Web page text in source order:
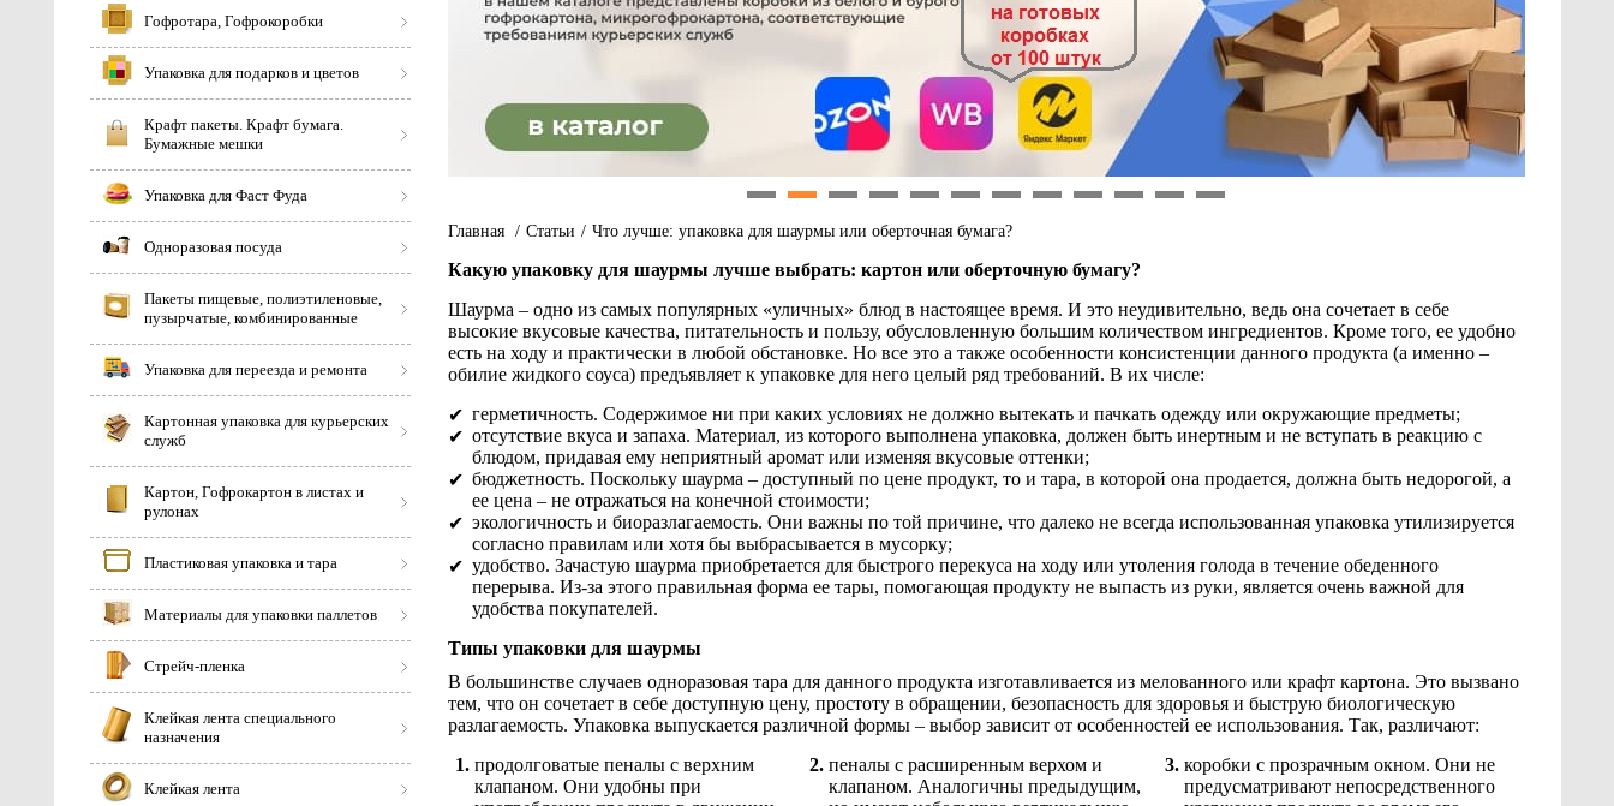
Гофротара, Гофрокоробки
Упаковка для подарков и цветов
Крафт пакеты. Крафт бумага.
Бумажные мешки
Упаковка для Фаст Фуда
Одноразовая посуда
Пакеты пищевые, полиэтиленовые,
пузырчатые, комбинированные
Упаковка для переезда и ремонта
Картонная упаковка для курьерских
служб
Картон, Гофрокартон в листах и
рулонах
Пластиковая упаковка и тара
Материалы для упаковки паллетов
Стрейч-пленка
Клейкая лента специального
назначения
Клейкая лента
Главная / Статьи / Что лучше: упаковка для шаурмы или оберточная бумага?
Какую упаковку для шаурмы лучше выбрать: картон или оберточную бумагу?
Шаурма – одно из самых популярных «уличных» блюд в настоящее время. И это неудивительно, ведь она сочетает в себе
высокие вкусовые качества, питательность и пользу, обусловленную большим количеством ингредиентов. Кроме того, ее удобно
есть на ходу и практически в любой обстановке. Но все это а также особенности консистенции данного продукта (а именно –
обилие жидкого соуса) предъявляет к упаковке для него целый ряд требований. В их числе:
герметичность. Содержимое ни при каких условиях не должно вытекать и пачкать одежду или окружающие предметы;
отсутствие вкуса и запаха. Материал, из которого выполнена упаковка, должен быть инертным и не вступать в реакцию с
блюдом, придавая ему неприятный аромат или изменяя вкусовые оттенки;
бюджетность. Поскольку шаурма – доступный по цене продукт, то и тара, в которой она продается, должна быть недорогой, а
ее цена – не отражаться на конечной стоимости;
экологичность и биоразлагаемость. Они важны по той причине, что далеко не всегда использованная упаковка утилизируется
согласно правилам или хотя бы выбрасывается в мусорку;
удобство. Зачастую шаурма приобретается для быстрого перекуса на ходу или утоления голода в течение обеденного
перерыва. Из-за этого правильная форма ее тары, помогающая продукту не выпасть из руки, является очень важной для
удобства покупателей.
Типы упаковки для шаурмы
В большинстве случаев одноразовая тара для данного продукта изготавливается из мелованного или крафт картона. Это вызвано
тем, что он сочетает в себе доступную цену, простоту в обращении, безопасность для здоровья и быструю биологическую
разлагаемость. Упаковка выпускается различной формы – выбор зависит от особенностей ее использования. Так, различают:
продолговатые пеналы с верхним
клапаном. Они удобны при
пеналы с расширенным верхом и
клапаном. Аналогичны предыдущим,
коробки с прозрачным окном. Они не
предусматривают непосредственного